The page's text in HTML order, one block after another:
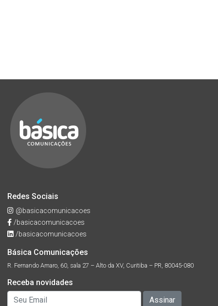
Redes Sociais
@basicacomunicacoes
/basicacomunicacoes
/basicacomunicacoes
Básica Comunicações
R. Fernando Amaro, 60, sala 27 – Alto da XV, Curitiba – PR, 80045-080
Receba novidades